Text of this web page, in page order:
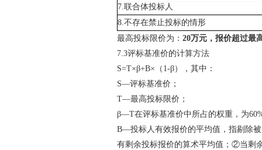
7.联合体投标人
8.不存在禁止投标的情形
最高投标限价为： 20万元，报价超过最
7.3评标基准价的计算方法
S=T×β+B×（ 1-β），其中：
S—评标基准价；
T—最高投标限价；
β—T在评标基准价中所占的权重，为
B—投标人有效报价的平均值，指剔除
有剩余投标报价的算术平均值；②当剩